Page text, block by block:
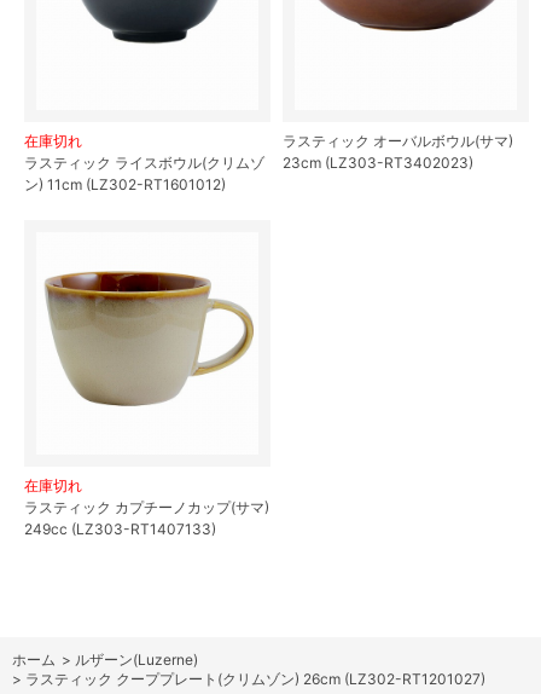
在庫切れ
ラスティック ライスボウル(クリムゾ
ン) 11cm (LZ302-RT1601012)
ラスティック オーバルボウル(サマ)
23cm (LZ303-RT3402023)
在庫切れ
ラスティック カプチーノカップ(サマ)
249cc (LZ303-RT1407133)
ホーム > ルザーン(Luzerne)
> ラスティック クーププレート(クリムゾン) 26cm (LZ302-RT1201027)